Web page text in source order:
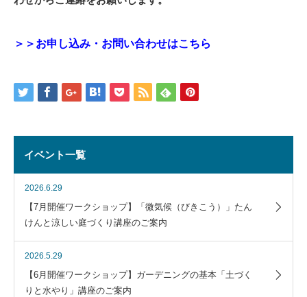
＞＞お申し込み・お問い合わせはこちら
イベント一覧
2026.6.29
【7月開催ワークショップ】「微気候（びきこう）」たん
けんと涼しい庭づくり講座のご案内
2026.5.29
【6月開催ワークショップ】ガーデニングの基本「土づく
りと水やり」講座のご案内